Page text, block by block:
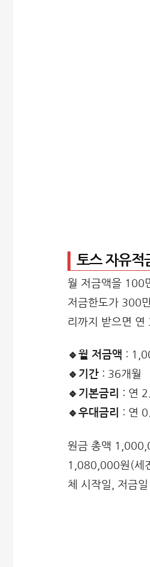
토스 자유적
월 저금액을 100
저금한도가 300
리까지 받으면
🔹월 저금액 :
🔹기간 : 36개월
🔹기본금리
: 연
🔹우대금리
: 연
원금 총액
1,080,000원(세
체 시작일, 저금